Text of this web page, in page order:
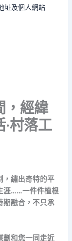
址及個人網站
，經緯
村落工
，繡出奇特的平
涯……一件件植根
期融合，不只承
劃和您一同走近